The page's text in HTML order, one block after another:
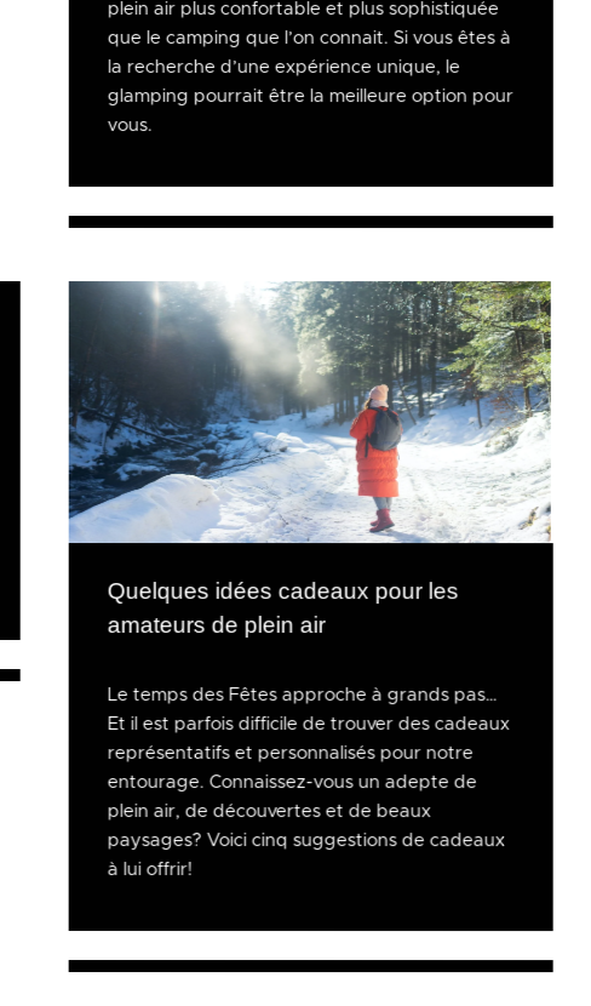
plein air plus confortable et plus sophistiquée
que le camping que l’on connait. Si vous êtes à
la recherche d’une expérience unique, le
glamping pourrait être la meilleure option pour
vous.
Quelques idées cadeaux pour les
amateurs de plein air
Le temps des Fêtes approche à grands pas…
Et il est parfois difficile de trouver des cadeaux
représentatifs et personnalisés pour notre
entourage. Connaissez-vous un adepte de
plein air, de découvertes et de beaux
paysages? Voici cinq suggestions de cadeaux
à lui offrir!